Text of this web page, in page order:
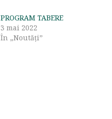
PROGRAM TABERE
3 mai 2022
În „Noutăți”